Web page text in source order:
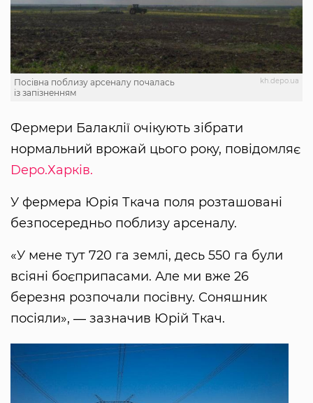
kh.depo.ua
Посівна поблизу арсеналу почалась
із запізненням
Фермери Балаклії очікують зібрати
нормальний врожай цього року, повідомляє
Depo.Харків.
У фермера Юрія Ткача поля розташовані
безпосередньо поблизу арсеналу.
«У мене тут 720 га землі, десь 550 га були
всіяні боєприпасами. Але ми вже 26
березня розпочали посівну. Соняшник
посіяли», ― зазначив Юрій Ткач.